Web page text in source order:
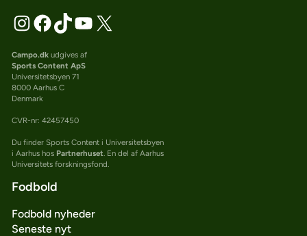
Campo.dkudgives af
Sports Content ApS
Universitetsbyen 71
8000 Aarhus C
Denmark
CVR-nr: 42457450
Du finder Sports Content i Universitetsbyen
i Aarhus hos Partnerhuset. En del af Aarhus
Universitets forskningsfond.
Fodbold
Fodbold nyheder
Seneste nyt